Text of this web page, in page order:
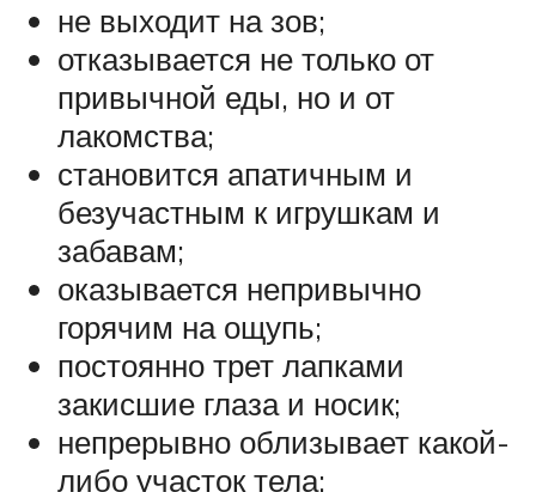
не выходит на зов;
отказывается не только от
привычной еды, но и от
лакомства;
становится апатичным и
безучастным к игрушкам и
забавам;
оказывается непривычно
горячим на ощупь;
постоянно трет лапками
закисшие глаза и носик;
непрерывно облизывает какой-
либо участок тела;